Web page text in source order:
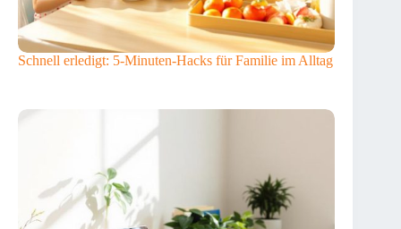
Schnell erledigt: 5-Minuten-Hacks für Familie im Alltag